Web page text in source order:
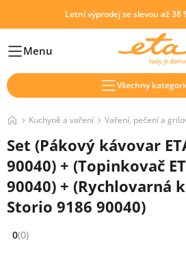
Letní výprodej se slevou až 38
HlavníMenu
Všechny
Kuchyně a vaření Vaření, pečení a
Set (Pákový kávovar
90040) + (Topinkovač
90040) + (Rychlovarná
Storio 9186 90040)
Hodnocení: 0 z 5 (0 recenzí)
0(0)